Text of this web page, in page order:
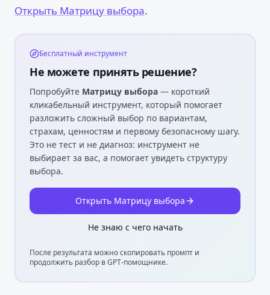
Открыть Матрицу выбора.
Бесплатный инструмент
Не можете принять решение?
Попробуйте Матрицу выбора — короткий
кликабельный инструмент, который помогает
разложить сложный выбор по вариантам,
страхам, ценностям и первому безопасному шагу.
Это не тест и не диагноз: инструмент не
выбирает за вас, а помогает увидеть структуру
выбора.
Открыть Матрицу выбора
Не знаю с чего начать
После результата можно скопировать промпт и
продолжить разбор в GPT-помощнике.